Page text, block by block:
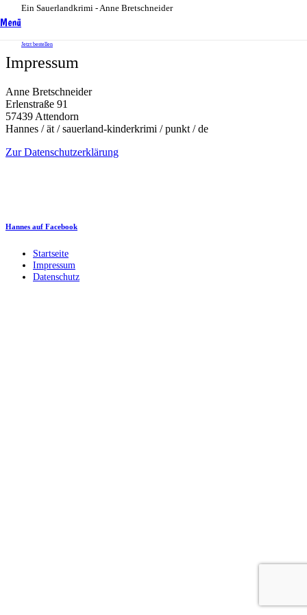
Menü
Ein Sauerlandkrimi - Anne Bretschneider
Jetzt bestellen
Impressum
Anne Bretschneider
Erlenstraße 91
57439 Attendorn
Hannes / ät / sauerland-kinderkrimi / punkt / de
Zur Datenschutzerklärung
Hannes auf Facebook
Startseite
Impressum
Datenschutz